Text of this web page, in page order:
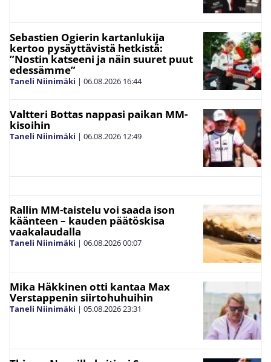
Sebastien Ogierin kartanlukija
kertoo pysäyttävistä hetkistä:
”Nostin katseeni ja näin suuret puut
edessämme”
Taneli Niinimäki | 06.08.2026 16:44
Valtteri Bottas nappasi paikan MM-
kisoihin
Taneli Niinimäki | 06.08.2026 12:49
Rallin MM-taistelu voi saada ison
käänteen – kauden päätöskisa
vaakalaudalla
Taneli Niinimäki | 06.08.202600:07
Mika Häkkinen otti kantaa Max
Verstappenin siirtohuhuihin
Taneli Niinimäki | 05.08.202623:31